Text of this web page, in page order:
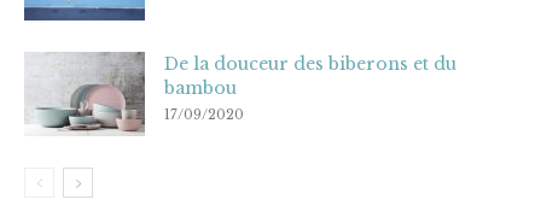
De la douceur des biberons et du
bambou
17/09/2020